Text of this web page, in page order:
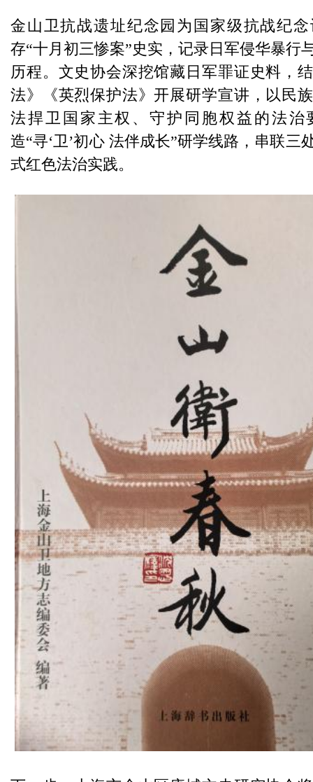
金山卫抗战遗址纪念园为国家级抗战纪
存“十月初三惨案”史实，记录日军侵华暴行
历程。文史协会深挖馆藏日军罪证史料，
法》《英烈保护法》开展研学宣讲，以民
法捍卫国家主权、守护同胞权益的法治
造“寻‘卫’初心 法伴成长”研学线路，串联三
式红色法治实践。